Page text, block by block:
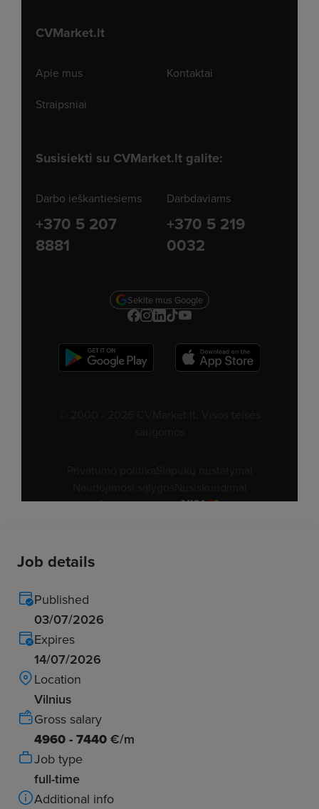
Job details
Published
03/07/2026
Expires
14/07/2026
Location
Vilnius
Gross salary
4960 - 7440 €/m
Job type
full-time
Additional info